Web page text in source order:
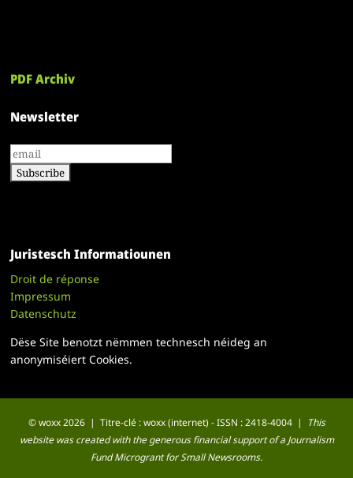
PDF Archiv
Newsletter
Juristesch Informatiounen
Droit de réponse
Impressum
Datenschutz
Dëse Site benotzt nëmmen technesch néideg an
anonymiséiert Cookies.
© woxx 2026 | Titre-clé : woxx (internet) - ISSN : 2418-4004 |
This
website was created with the generous financial support of a Journalism
Fund Microgrant for Small Newsrooms.